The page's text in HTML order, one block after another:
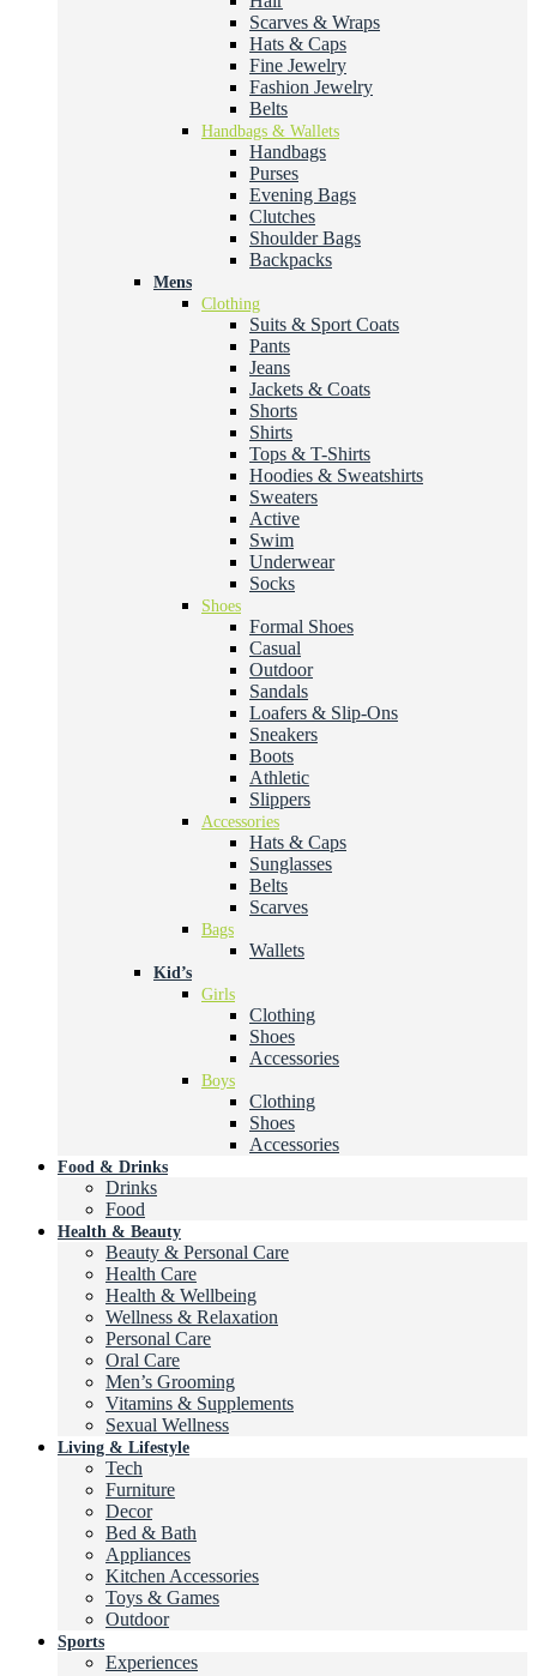
Scarves & Wraps
Hats & Caps
Fine Jewelry
Fashion Jewelry
Belts
Handbags & Wallets
Handbags
Purses
Evening Bags
Clutches
Shoulder Bags
Backpacks
Mens
Clothing
Suits & Sport Coats
Pants
Jeans
Jackets & Coats
Shorts
Shirts
Tops & T-Shirts
Hoodies & Sweatshirts
Sweaters
Active
Swim
Underwear
Socks
Shoes
Formal Shoes
Casual
Outdoor
Sandals
Loafers & Slip-Ons
Sneakers
Boots
Athletic
Slippers
Accessories
Hats & Caps
Sunglasses
Belts
Scarves
Bags
Wallets
Kid’s
Girls
Clothing
Shoes
Accessories
Boys
Clothing
Shoes
Accessories
Food & Drinks
Drinks
Food
Health & Beauty
Beauty & Personal Care
Health Care
Health & Wellbeing
Wellness & Relaxation
Personal Care
Oral Care
Men’s Grooming
Vitamins & Supplements
Sexual Wellness
Living & Lifestyle
Tech
Furniture
Decor
Bed & Bath
Appliances
Kitchen Accessories
Toys & Games
Outdoor
Sports
Experiences